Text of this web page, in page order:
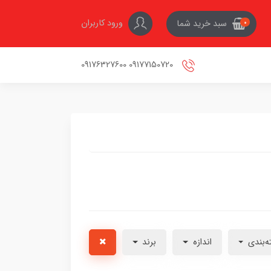
0 سبد خرید شما ورود کاربران
اندازه برند